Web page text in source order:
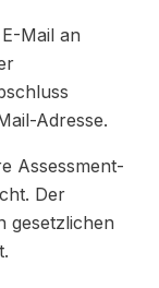
Mail an
Adresse.
Assessment-
Der
gesetzlichen